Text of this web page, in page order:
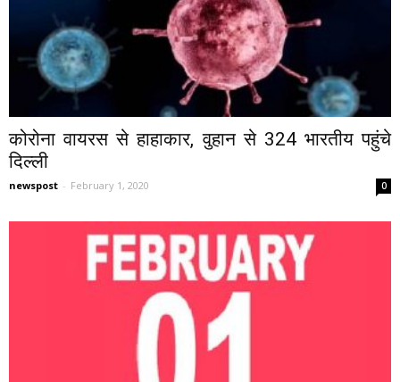
कोरोना वायरस से हाहाकार, वुहान से 324 भारतीय पहुंचे
दिल्ली
newspost - February 1, 2020 0